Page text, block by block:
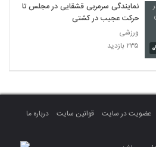
نمایندگی سرمربی قشقایی در مجلس تا
حرکت عجیب در کشتی
ورزشی
۲۳۵ بازدید
عضویت در سایت قوانین سایت
درباره ما